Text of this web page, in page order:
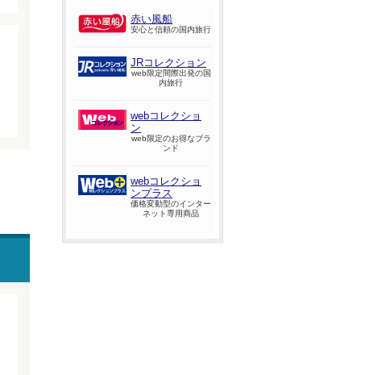
赤い風船
安心と信頼の国内旅行
JRコレクション
web限定間際出発の国
内旅行
webコレクショ
ン
web限定のお得なブラ
ンド
webコレクショ
ンプラス
価格変動型のインター
ネット専用商品